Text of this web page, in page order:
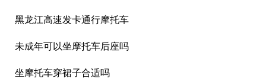
黑龙江高速发卡通行摩托车
未成年可以坐摩托车后座吗
坐摩托车穿裙子合适吗